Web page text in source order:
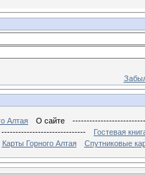
Алтая О сайте
------------------------------
Гостевая
Карты Горного Алтая Спутниковые